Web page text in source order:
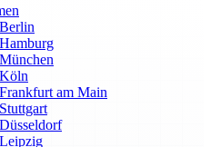
am Main